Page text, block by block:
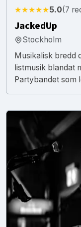
★★★★★5.0(7
JackedUp
Stockholm
Musikalisk bredd
listmusik blandat
Partybandet som